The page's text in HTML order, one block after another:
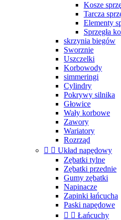
Kosze
Tarcza
Elementy
Sprzęgła
skrzynia biegów
Sworznie
Uszczelki
Korbowody
simmeringi
Cylindry
Pokrywy silnika
Głowice
Wały korbowe
Zawory
Wariatory
Rozrząd
  Układ napędowy
Zębatki tylne
Zębatki przednie
Gumy zębatki
Napinacze
Zapinki łańcucha
Paski napędowe
  Łańcuchy